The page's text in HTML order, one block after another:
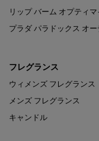
リップ バーム オプティ
プラダ パラドックス オ
フレグランス
ウィメンズ フレグランス
メンズ フレグランス
キャンドル